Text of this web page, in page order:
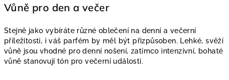
Vůně pro den a večer
Stejně jako vybíráte různé oblečení na denní a večerní
příležitosti, i váš parfém by měl být přizpůsoben. Lehké, svěží
vůně jsou vhodné pro denní nošení, zatímco intenzivní, bohaté
vůně stanovují tón pro večerní události.